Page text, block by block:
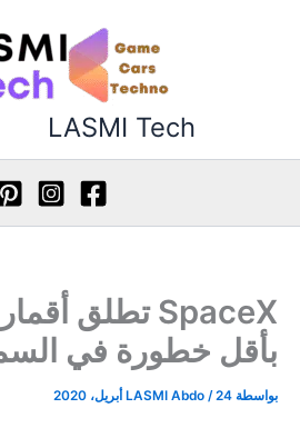
LASMI Tech
بأقل خطورة في
بواسطة LASMI Abdo/24 أبريل، 2020